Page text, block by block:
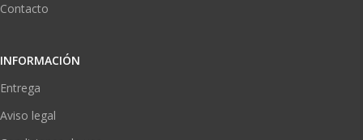
Contacto
INFORMACIÓN
Entrega
Aviso legal